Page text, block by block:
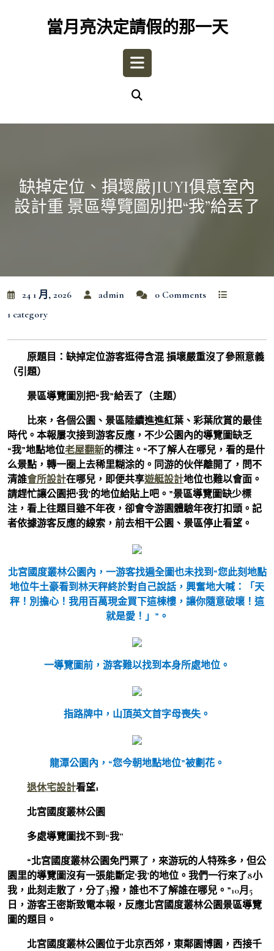
當月亮決定請假的那一天
Open
缺掉定位、損壞嚴JIUYI俱意室內
設計重 景區導覽圖別把“我”給丟了
24 1 月, 2026 admin
0 Comments
1 category
原題目：缺掉定位游客逛得含混 損壞嚴重沒了參照意義
（引題）
景區導覽圖別把“我”給丟了（主題）
比來，各個公園、景區陸續進進紅葉、彩葉欣賞的最佳
時代。本報屢次接到游客反應，不少公園內的導覽圖缺乏
“我”地點地位老屋翻新的標注。“不了解人在哪兒，看的是什
么景點，轉一圈上去稀里糊涂的。同游的伙伴離開了，問不
清誰會所設計在哪兒，即便共享遊艇設計地位也難以會面。
請趕忙讓公園把‘我’的地位給貼上吧。”景區導覽圖缺少標
注，看上往題目雖不年夜，卻會令游園體驗年夜打扣頭。記
者依據游客反應的線索，前去相干公園、景區停止看望。
北宮國度叢林公園內，一游客找遍全圖也未找到“您此刻地點
地位牛土豪看到林天秤終於對自己說話，興奮地大喊：「天
秤！別擔心！我用百萬現金買下這棟樓，讓你隨意破壞！這
就是愛！」”。
一導覽圖前，游客難以找到本身所處地位。
指路牌中，山頂英文首字母喪失。
龍潭公園內，“您今朝地點地位”被劃花。
退休宅設計看望1
北宮國度叢林公園
多處導覽圖找不到“我”
“北宮國度叢林公園免門票了，來游玩的人特殊多，但公
園里的導覽圖沒有一張能斷定‘我’的地位。我們一行來了8小
我，此刻走散了，分了3撥，誰也不了解誰在哪兒。”10月5
日，游客王密斯致電本報，反應北宮國度叢林公園景區導覽
圖的題目。
北宮國度叢林公園位于北京西郊，東鄰園博園，西接千